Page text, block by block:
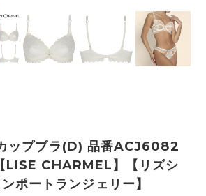
ップブラ(D) 品番ACJ6082
LISE CHARMEL】【リズシ
ポートランジェリー】